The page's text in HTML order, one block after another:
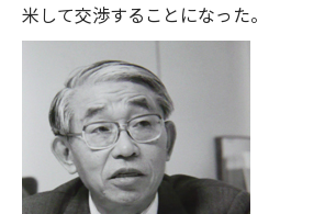
米して交渉することになった。